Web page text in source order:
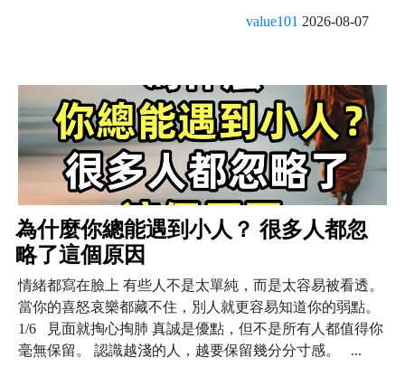
value101 2026-08-07
為什麼你總能遇到小人？ 很多人都忽
略了這個原因
情緒都寫在臉上 有些人不是太單純，而是太容易被看透。
當你的喜怒哀樂都藏不住，別人就更容易知道你的弱點。
1/6 見面就掏心掏肺 真誠是優點，但不是所有人都值得你
毫無保留。 認識越淺的人，越要保留幾分分寸感。 ...